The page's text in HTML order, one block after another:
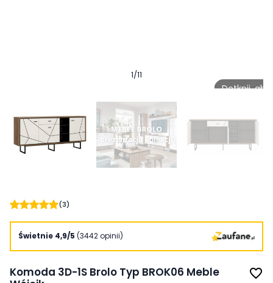
Dotknij,
1/11
(3)
Świetnie 4,9/5 (3442 opinii)
Komoda 3D-1S Brolo Typ BROK06 Meble
favorite_border